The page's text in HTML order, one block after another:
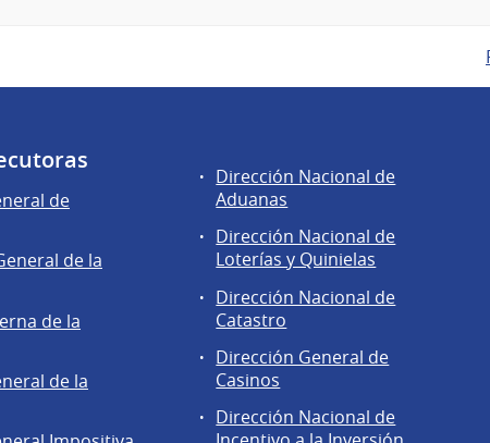
de
de la
de la
de la
Áreas
de
Dirección
General
de
Secretaría
Dirección Nacional de
Aduanas
Dirección Nacional de
Loterías y Quinielas
Dirección Nacional de
Catastro
Dirección General de
Casinos
Dirección Nacional de